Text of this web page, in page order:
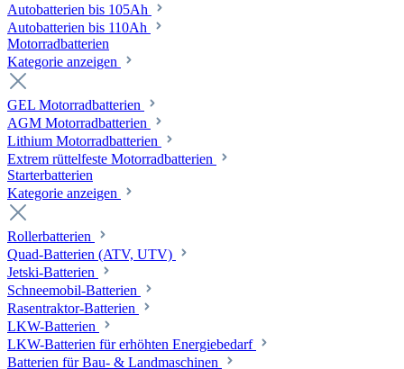
Autobatterien bis 105Ah
Autobatterien bis 110Ah
Motorradbatterien
Kategorie anzeigen
GEL Motorradbatterien
AGM Motorradbatterien
Lithium Motorradbatterien
Extrem rüttelfeste Motorradbatterien
Starterbatterien
Kategorie anzeigen
Rollerbatterien
Quad-Batterien (ATV, UTV)
Jetski-Batterien
Schneemobil-Batterien
Rasentraktor-Batterien
LKW-Batterien
LKW-Batterien für erhöhten Energiebedarf
Batterien für Bau- & Landmaschinen